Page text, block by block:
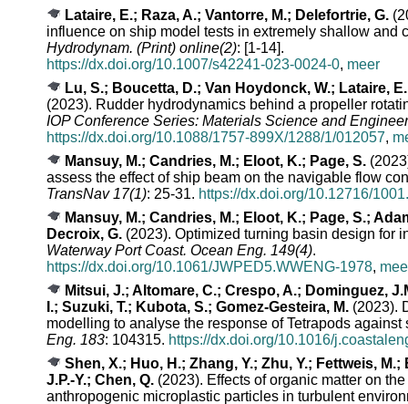
Lataire, E.; Raza, A.; Vantorre, M.; Delefortrie, G.
influence on ship model tests in extremely shallow and
Hydrodynam. (Print) online(2): [1-14].
https://dx.doi.org/10.1007/s42241-023-0024-0, meer
Lu, S.; Boucetta, D.; Van Hoydonck, W.; Lataire,
(2023). Rudder hydrodynamics behind a propeller
IOP Conference Series: Materials Science and
https://dx.doi.org/10.1088/1757-899X/1288/1/012057,
Mansuy, M.; Candries, M.; Eloot, K.; Page, S.
assess the effect of ship beam on the navigable flow
TransNav 17(1): 25-31. https://dx.doi.org/10.12716/
Mansuy, M.; Candries, M.; Eloot, K.; Page, S.;
Decroix, G. (2023). Optimized turning basin design for
Waterway Port Coast. Ocean Eng. 149(4).
https://dx.doi.org/10.1061/JWPED5.WWENG-1978,
Mitsui, J.; Altomare, C.; Crespo, A.; Dominguez,
I.; Suzuki, T.; Kubota, S.; Gomez-Gesteira, M. (2023).
modelling to analyse the response of Tetrapods
Eng. 183: 104315. https://dx.doi.org/10.1016/
Shen, X.; Huo, H.; Zhang, Y.; Zhu, Y.; Fettweis, M.;
J.P.-Y.; Chen, Q. (2023). Effects of organic matter on
anthropogenic microplastic particles in turbulent